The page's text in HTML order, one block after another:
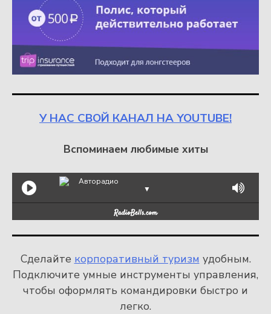
У НАС СВОЙ КАНАЛ НА YOUTUBE!
Вспоминаем любимые хиты
Авторадио
▼
Сделайте корпоративный туризм удобным.
Подключите умные инструменты управления,
чтобы оформлять командировки быстро и
легко.